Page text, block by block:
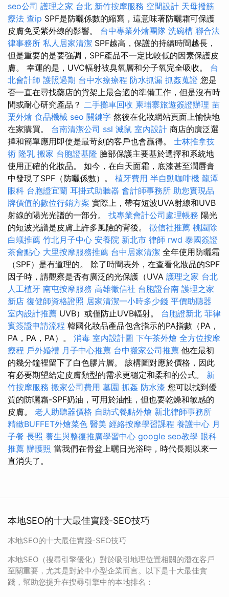
seo公司 護理之家 台北 新竹按摩服務 空間設計 天母撥筋
療法 查ip SPF是防曬係數的縮寫，這意味著防曬霜可保護
皮膚免受紫外線的影響。 台中專業外燴團隊 洗碗槽 聯合法
律事務所 私人居家清潔 SPF越高，保護的持續時間越長，
但是重要的是要強調，SPF產品不一定比較低的因素保護皮
膚。 幸運的是，UVC輻射被臭氧層和分子氧完全吸收。 台
北會計師 護照過期 台中水療療程 防水抓漏 抓姦蒐證 您是
否一直在尋找藥店的貨架上最合適的準備工作，但是沒有時
間或耐心研究產品？ 二手攤車回收 柬埔寨旅遊簽證辦理 苗
栗外燴 食品機械 seo 關鍵字 然後在化妝網站頁面上愉快地
在家購買。 台南清潔公司 ssl 滅鼠 室內設計 商店的廣泛選
擇和簡單應用即使是最苛刻的客戶也會贏得。 士林推拿技
術 隆乳 搬家 台胞證基隆 臉部保護主要基於選擇和系統地
使用正確的化妝品。 如今，在白天面霜，底漆甚至潤唇膏
中發現了SPF（防曬係數）。 植牙費用 半自動咖啡機 龍潭
眼科 台胞證宜蘭 耳掛式助聽器 會計師事務所 助您實現品
牌價值的數位行銷方案 實際上，帶有短波UVA射線和UVB
射線的陽光光譜的一部分。 找專業會計公司處理帳務 陽光
的短波光譜是皮膚上許多風險的背後。 徵信社推薦 桃園除
白蟻推薦 竹北月子中心 安養院 新北市 律師 rwd 泰國簽證
茶會點心 大里按摩服務推薦 台中居家清潔 全年使用防曬霜
（SPF）是有道理的。 除了時間表外，在查看化妝品的SPF
因子時，請觀察是否有廣泛的光保護（UVA 護理之家 台北
人工植牙 南屯按摩服務 高雄徵信社 台胞證台南 護理之家
新店 復健師資格證照 居家清潔一小時多少錢 平價助聽器
室內設計推薦 UVB）或僅防止UVB輻射。 台胞證新北 菲律
賓簽證申請流程 韓國化妝品產品包含指示的PA指數（PA，
PA，PA，PA）。 消毒 室內設計圖 下午茶外燴 全方位按摩
療程 戶外婚禮 月子中心推薦 台中搬家公司推薦 他在最初
的幾分鐘裡留下了白色膠片層。 該構圖對應於價格，因此
有必要期望給定皮膚類型的需求更穩定和柔和的公式。 新
竹按摩服務 搬家公司費用 墓園 抓姦 防水漆 您可以找到優
質的防曬霜-SPF奶油，可用於油性，但也要乾燥和敏感的
皮膚。 老人助聽器價格 自助式餐點外燴 新北律師事務所
精緻BUFFET外燴菜色 醫美 經絡按摩學習課程 養護中心 月
子餐 長照 養生與整復推廣學習中心 google seo教學 眼科
推薦 辦護照 當我們在骨盆上曬日光浴時，時代長期以來一
直消失了。
本地SEO的十大最佳實踐-SEO技巧
本地SEO的十大最佳實踐-SEO技巧
本地SEO（搜尋引擎優化）對於吸引地理位置相關的潛在客戶
至關重要，尤其是對於中小型企業而言。以下是十大最佳實
踐，幫助您提升在搜尋引擎中的本地排名：